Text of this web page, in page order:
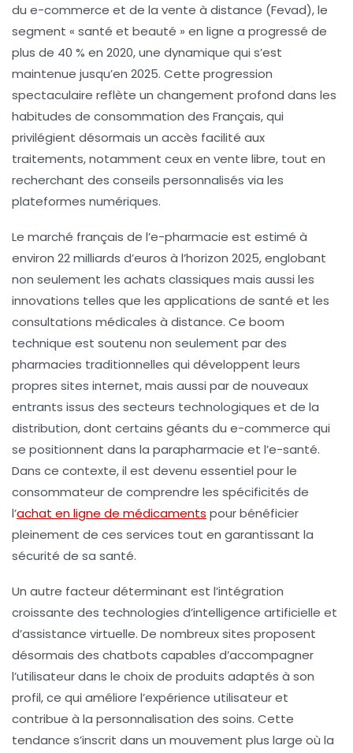
du e-commerce et de la vente à distance (Fevad), le
segment « santé et beauté » en ligne a progressé de
plus de 40 % en 2020, une dynamique qui s’est
maintenue jusqu’en 2025. Cette progression
spectaculaire reflète un changement profond dans les
habitudes de consommation des Français, qui
privilégient désormais un accès facilité aux
traitements, notamment ceux en vente libre, tout en
recherchant des conseils personnalisés via les
plateformes numériques.
Le marché français de l’e-pharmacie est estimé à
environ 22 milliards d’euros à l’horizon 2025, englobant
non seulement les achats classiques mais aussi les
innovations telles que les applications de santé et les
consultations médicales à distance. Ce boom
technique est soutenu non seulement par des
pharmacies traditionnelles qui développent leurs
propres sites internet, mais aussi par de nouveaux
entrants issus des secteurs technologiques et de la
distribution, dont certains géants du e-commerce qui
se positionnent dans la parapharmacie et l’e-santé.
Dans ce contexte, il est devenu essentiel pour le
consommateur de comprendre les spécificités de
l’achat en ligne de médicaments pour bénéficier
pleinement de ces services tout en garantissant la
sécurité de sa santé.
Un autre facteur déterminant est l’intégration
croissante des technologies d’intelligence artificielle et
d’assistance virtuelle. De nombreux sites proposent
désormais des chatbots capables d’accompagner
l’utilisateur dans le choix de produits adaptés à son
profil, ce qui améliore l’expérience utilisateur et
contribue à la personnalisation des soins. Cette
tendance s’inscrit dans un mouvement plus large où la